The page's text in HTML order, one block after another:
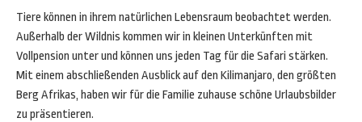
Tiere können in ihrem natürlichen Lebensraum beobachtet werden.
Außerhalb der Wildnis kommen wir in kleinen Unterkünften mit
Vollpension unter und können uns jeden Tag für die Safari stärken.
Mit einem abschließenden Ausblick auf den Kilimanjaro, den größten
Berg Afrikas, haben wir für die Familie zuhause schöne Urlaubsbilder
zu präsentieren.